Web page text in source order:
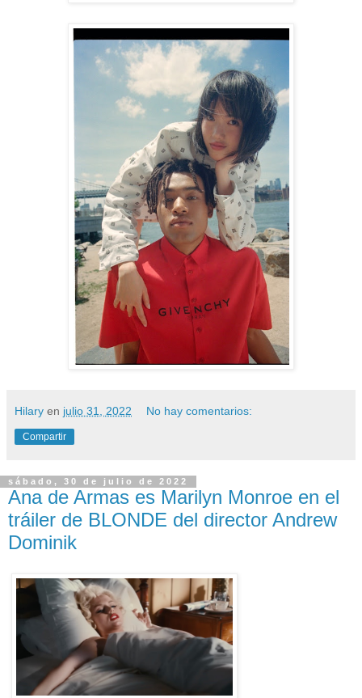
Hilary en julio 31, 2022 No hay comentarios:
Compartir
sábado, 30 de julio de 2022
Ana de Armas es Marilyn Monroe en el
tráiler de BLONDE del director Andrew
Dominik